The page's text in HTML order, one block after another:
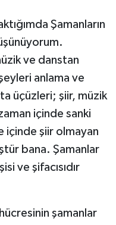
Şamanların
ve danstan
anlama ve
üçüzleri; şiir, müzik
içinde sanki
içinde şiir olmayan
bana. Şamanlar
ve şifacısıdır
şamanlar